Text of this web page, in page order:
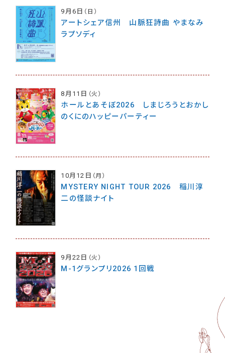
9月6日 （日）
アートシェア信州 山脈狂詩曲 やまなみ
ラプソディ
8月11日 （火）
ホールとあそぼ2026 しまじろうとおかし
のくにのハッピーパーティー
10月12日 （月）
MYSTERY NIGHT TOUR 2026 稲川淳
二の怪談ナイト
9月22日 （火）
M-1グランプリ2026 1回戦